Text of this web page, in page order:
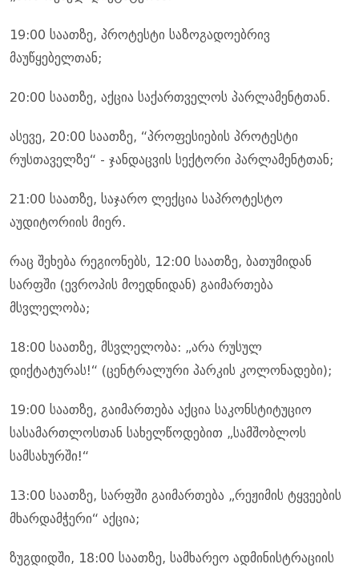
19:00 საათზე, პროტესტი საზოგადოებრივ
მაუწყებელთან;
20:00 საათზე, აქცია საქართველოს პარლამენტთან.
ასევე, 20:00 საათზე, “პროფესიების პროტესტი
რუსთაველზე“ - ჯანდაცვის სექტორი პარლამენტთან;
21:00 საათზე, საჯარო ლექცია საპროტესტო
აუდიტორიის მიერ.
რაც შეხება რეგიონებს, 12:00 საათზე, ბათუმიდან
სარფში (ევროპის მოედნიდან) გაიმართება
მსვლელობა;
18:00 საათზე, მსვლელობა: „არა რუსულ
დიქტატურას!“ (ცენტრალური პარკის კოლონადები);
19:00 საათზე, გაიმართება აქცია საკონსტიტუციო
სასამართლოსთან სახელწოდებით „სამშობლოს
სამსახურში!“
13:00 საათზე, სარფში გაიმართება „რეჟიმის ტყვეების
მხარდამჭერი“ აქცია;
ზუგდიდში, 18:00 საათზე, სამხარეო ადმინისტრაციის